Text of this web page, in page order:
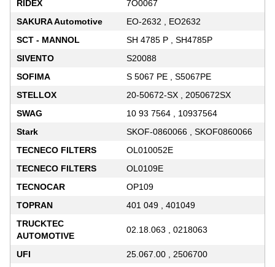
RIDEX
7O0067
SAKURA Automotive
EO-2632 , EO2632
SCT - MANNOL
SH 4785 P , SH4785P
SIVENTO
S20088
SOFIMA
S 5067 PE , S5067PE
STELLOX
20-50672-SX , 2050672SX
SWAG
10 93 7564 , 10937564
Stark
SKOF-0860066 , SKOF0860066
TECNECO FILTERS
OL010052E
TECNECO FILTERS
OL0109E
TECNOCAR
OP109
TOPRAN
401 049 , 401049
TRUCKTEC
AUTOMOTIVE
02.18.063 , 0218063
UFI
25.067.00 , 2506700